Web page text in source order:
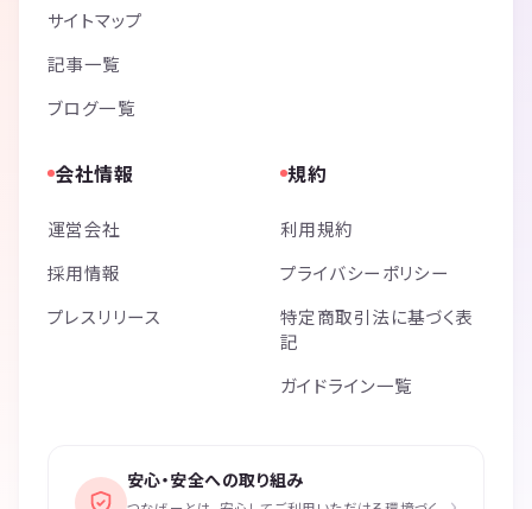
サイトマップ
記事一覧
ブログ一覧
会社情報
運営会社
採用情報
プレスリリース
規約
利用規約
プライバシーポリシー
特定商取引法に基づく表
記
ガイドライン一覧
安心・安全への取り組み